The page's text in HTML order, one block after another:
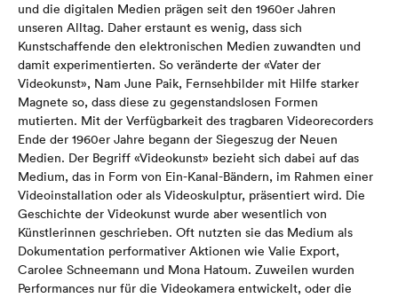
und die digitalen Medien prägen seit den 1960er Jahren
unseren Alltag. Daher erstaunt es wenig, dass sich
Kunstschaffende den elektronischen Medien zuwandten und
damit experimentierten. So veränderte der «Vater der
Videokunst», Nam June Paik, Fernsehbilder mit Hilfe starker
Magnete so, dass diese zu gegenstandslosen Formen
mutierten. Mit der Verfügbarkeit des tragbaren Videorecorders
Ende der 1960er Jahre begann der Siegeszug der Neuen
Medien. Der Begriff «Videokunst» bezieht sich dabei auf das
Medium, das in Form von Ein-Kanal-Bändern, im Rahmen einer
Videoinstallation oder als Videoskulptur, präsentiert wird. Die
Geschichte der Videokunst wurde aber wesentlich von
Künstlerinnen geschrieben. Oft nutzten sie das Medium als
Dokumentation performativer Aktionen wie Valie Export,
Carolee Schneemann und Mona Hatoum. Zuweilen wurden
Performances nur für die Videokamera entwickelt, oder die